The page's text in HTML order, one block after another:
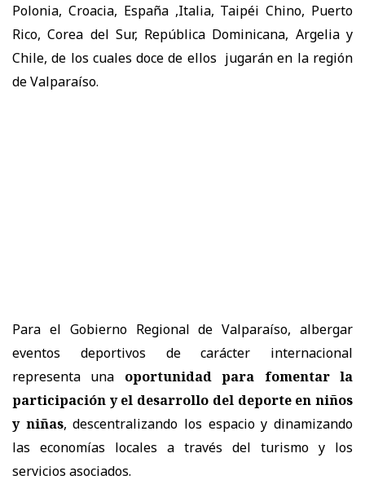
Polonia, Croacia, España ,Italia, Taipéi Chino, Puerto
Rico, Corea del Sur, República Dominicana, Argelia y
Chile, de los cuales doce de ellos jugarán en la región
de Valparaíso.
Para el Gobierno Regional de Valparaíso, albergar
eventos deportivos de carácter internacional
representa una
oportunidad para fomentar la
participación y el desarrollo del deporte en niños
y niñas, descentralizando los espacio y dinamizando
las economías locales a través del turismo y los
servicios asociados.